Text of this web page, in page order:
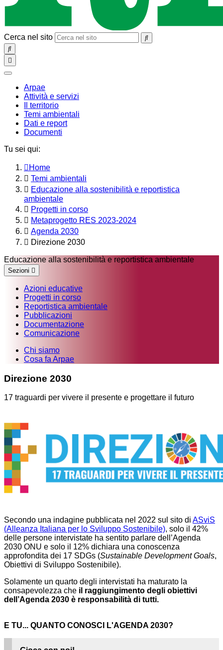
Cerca nel sito
SEARCH
Toggle
navigation
chiudi
Arpae
Attività e servizi
Il territorio
Temi ambientali
Dati e report
Documenti
Tu sei qui:
Home
Temi ambientali
Educazione alla sostenibilità e reportistica
ambientale
Progetti in corso
Metaprogetto RES 2023-2024
Agenda 2030
Direzione 2030
Educazione alla sostenibilità e reportistica ambientale
Sezioni
Azioni educative
Progetti in corso
Reportistica ambientale
Pubblicazioni
Documentazione
Comunicazione
Chi siamo
Cosa fa Arpae
Direzione 2030
17 traguardi per vivere il presente e progettare il futuro
Secondo una indagine pubblicata nel 2022 sul sito di ASviS
(Alleanza Italiana per lo Sviluppo Sostenibile), solo il 42%
delle persone intervistate ha sentito parlare dell’Agenda
2030 ONU e solo il 12% dichiara una conoscenza
approfondita dei 17 SDGs (Sustainable Development Goals,
Obiettivi di Sviluppo Sostenibile).
Solamente un quarto degli intervistati ha maturato la
consapevolezza che il raggiungimento degli obiettivi
dell’Agenda 2030 è responsabilità di tutti.
E TU... QUANTO CONOSCI L'AGENDA 2030?